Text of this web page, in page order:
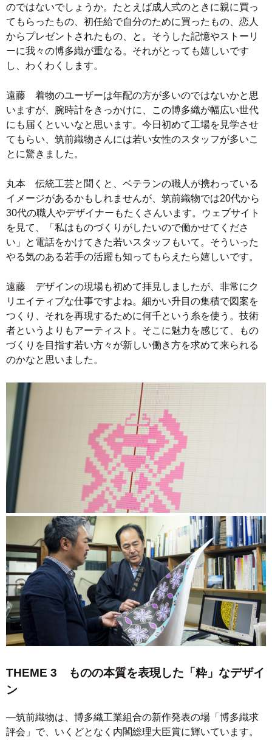
のではないでしょうか。たとえば成人式のときに親に買っ
てもらったもの、初任給で自分のために買ったもの、恋人
からプレゼントされたもの、と。そうした記憶やストーリ
ーに我々の博多織が重なる。それがとっても嬉しいです
し、わくわくします。
遠藤 着物のユーザーは年配の方が多いのではないかと思
いますが、腕時計をきっかけに、この博多織が幅広い世代
にも届くといいなと思います。今日初めて工場を見学させ
てもらい、筑前織物さんには若い女性のスタッフが多いこ
とに驚きました。
丸本 伝統工芸と聞くと、ベテランの職人が携わっている
イメージがあるかもしれませんが、筑前織物では20代から
30代の職人やデザイナーもたくさんいます。ウェブサイト
を見て、「私はものづくりがしたいので働かせてくださ
い」と電話をかけてきた若いスタッフもいて。そういった
やる気のある若手の活躍も知ってもらえたら嬉しいです。
遠藤 デザインの現場も初めて拝見しましたが、非常にク
リエイティブな仕事ですよね。細かい升目の集積で図案を
つくり、それを再現するために何千という糸を使う。技術
者というよりもアーティスト。そこに魅力を感じて、もの
づくりを目指す若い方々が新しい働き方を求めて来られる
のかなと思いました。
THEME 3 ものの本質を表現した「粋」なデザイ
ン
―筑前織物は、博多織工業組合の新作発表の場「博多織求
評会」で、いくどとなく内閣総理大臣賞に輝いています。